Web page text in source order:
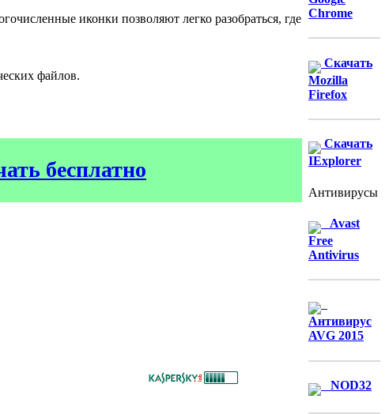
иконки позволяют легко разобраться, где
файлов.
бесплатно
Chrome
Скачать
Mozilla
Firefox
Скачать
IExplorer
Антивирусы
Avast
Free
Antivirus
Антивирус
AVG 2015
NOD32